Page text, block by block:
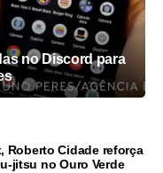
no Discord para
Roberto Cidade reforça
jitsu no Ouro Verde